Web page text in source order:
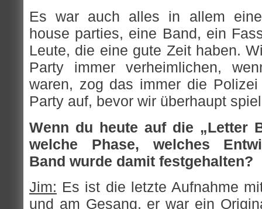
Es war auch alles in allem
house parties, eine Band, ein
Leute, die eine gute Zeit haben.
Party immer verheimlichen,
waren, zog das immer die
Party auf, bevor wir überhaupt
Wenn du heute auf die „Letter
welche Phase, welches
Band wurde damit festgehalten?
Jim: Es ist die letzte Aufnahme
und am Gesang, er war ein